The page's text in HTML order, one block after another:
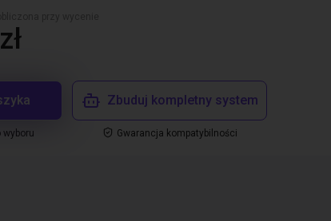
Zbuduj kompletny system
Gwarancja kompatybilności